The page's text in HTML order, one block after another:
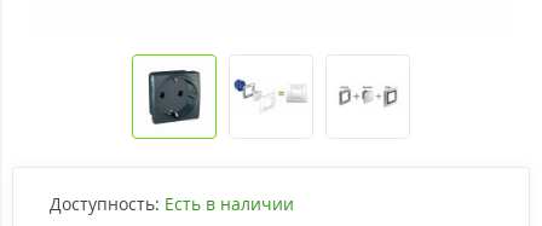
Доступность: Есть в наличии